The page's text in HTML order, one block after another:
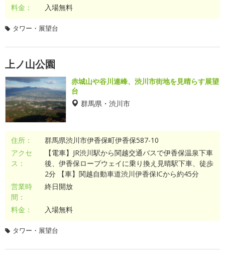
料金：
入場無料
タワー・展望台
上ノ山公園
赤城山や谷川連峰、渋川市街地を見晴らす展望
台
群馬県・渋川市
住所：
群馬県渋川市伊香保町伊香保587-10
アクセ
ス：
【電車】JR渋川駅から関越交通バスで伊香保温泉下車
後、伊香保ロープウェイに乗り換え見晴駅下車、徒歩
2分 【車】関越自動車道渋川伊香保ICから約45分
営業時
間：
終日開放
料金： 入場無料
タワー・展望台